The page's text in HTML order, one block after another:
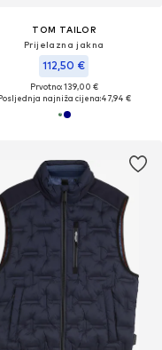
TOM TAILOR
Prijelazna jakna
112,50 €
Prvotno: 139,00 €
najniža cijena:47,94 €